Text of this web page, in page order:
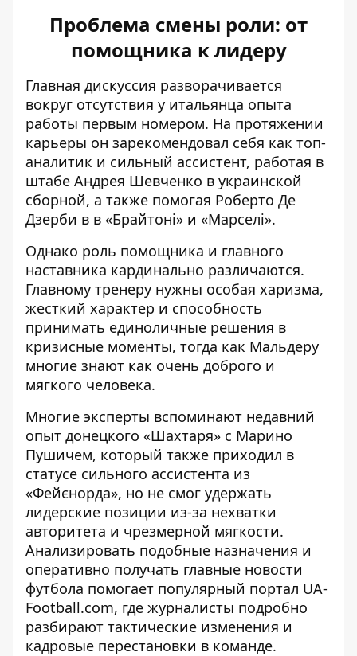
Проблема смены роли: от
помощника к лидеру
Главная дискуссия разворачивается
вокруг отсутствия у итальянца опыта
работы первым номером. На протяжении
карьеры он зарекомендовал себя как топ-
аналитик и сильный ассистент, работая в
штабе Андрея Шевченко в украинской
сборной, а также помогая Роберто Де
Дзерби в в «Брайтоні» и «Марселі».
Однако роль помощника и главного
наставника кардинально различаются.
Главному тренеру нужны особая харизма,
жесткий характер и способность
принимать единоличные решения в
кризисные моменты, тогда как Мальдеру
многие знают как очень доброго и
мягкого человека.
Многие эксперты вспоминают недавний
опыт донецкого «Шахтаря» с Марино
Пушичем, который также приходил в
статусе сильного ассистента из
«Фейєнорда», но не смог удержать
лидерские позиции из-за нехватки
авторитета и чрезмерной мягкости.
Анализировать подобные назначения и
оперативно получать главные новости
футбола помогает популярный портал UA-
Football.com, где журналисты подробно
разбирают тактические изменения и
кадровые перестановки в команде.